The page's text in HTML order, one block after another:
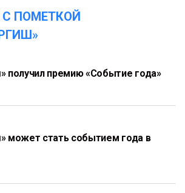
ПОМЕТКОЙ
получил премию «Событие года»
может стать событием года в